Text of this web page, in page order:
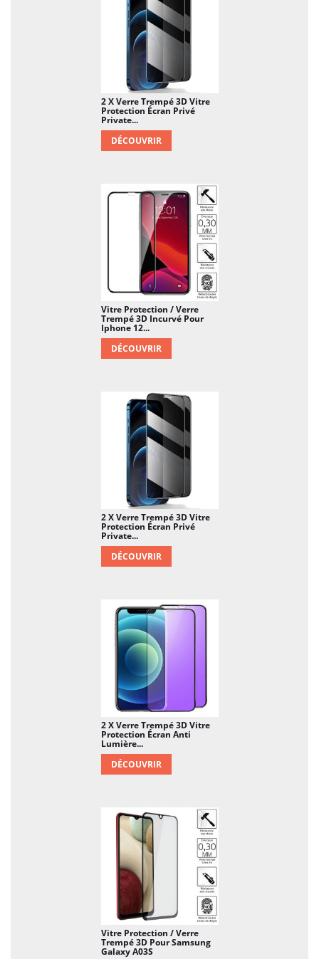
2 X Verre Trempé 3D Vitre
Protection Écran Privé
Private...
DÉCOUVRIR
Vitre Protection / Verre
Trempé 3D Incurvé Pour
Iphone 12...
DÉCOUVRIR
2 X Verre Trempé 3D Vitre
Protection Écran Privé
Private...
DÉCOUVRIR
2 X Verre Trempé 3D Vitre
Protection Écran Anti
Lumière...
DÉCOUVRIR
Vitre Protection / Verre
Trempé 3D Pour Samsung
Galaxy A03S